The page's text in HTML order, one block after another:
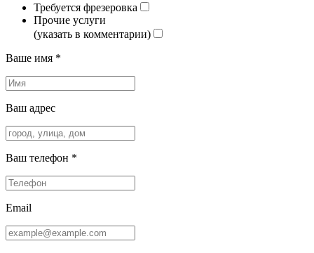
Требуется фрезеровка
Прочие услуги
(указать в комментарии)
Ваше имя *
Ваш адрес
Ваш телефон *
Email